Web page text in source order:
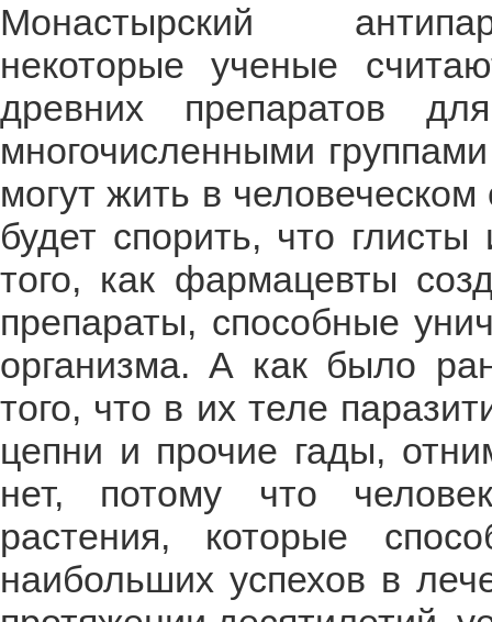
Монастырский
некоторые ученые
древних препаратов
многочисленными
могут жить в
будет спорить, что
того, как фармацевты
препараты, способные
организма. А как было
того, что в их теле
цепни и прочие гады,
нет, потому что
растения, которые
наибольших успехов в